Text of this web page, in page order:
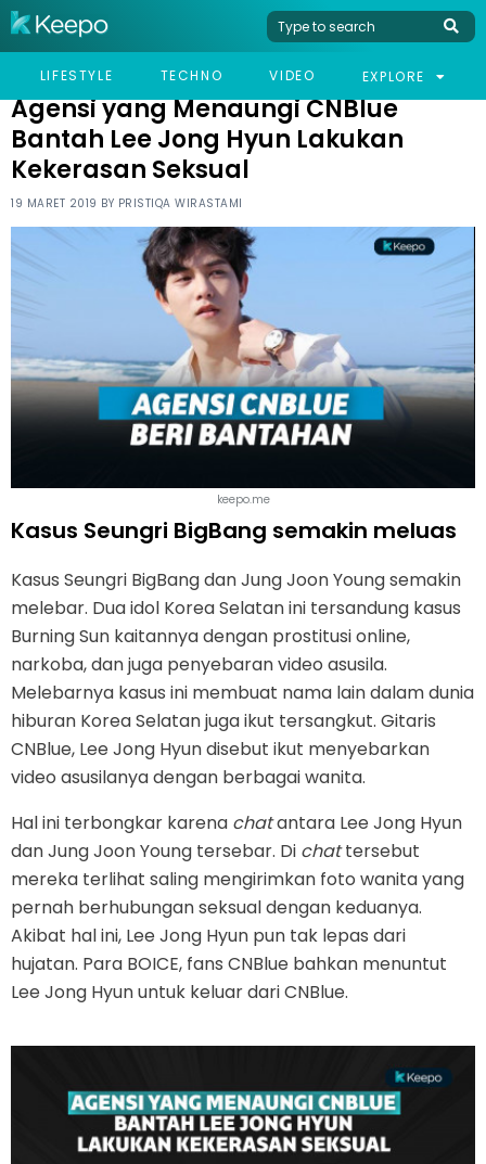
LIFESTYLE TECHNO VIDEO EXPLORE
HOME CELEB
AGENSI YANG MENAUNGI CNBLUE BANTAH LEE JONG HYUN
Agensi yang Menaungi CNBlue
Bantah Lee Jong Hyun Lakukan
Kekerasan Seksual
19 MARET 2019 BY PRISTIQA WIRASTAMI
keepo.me
Kasus Seungri BigBang semakin meluas
Kasus Seungri BigBang dan Jung Joon Young semakin
melebar. Dua idol Korea Selatan ini tersandung kasus
Burning Sun kaitannya dengan prostitusi online,
narkoba, dan juga penyebaran video asusila.
Melebarnya kasus ini membuat nama lain dalam dunia
hiburan Korea Selatan juga ikut tersangkut. Gitaris
CNBlue, Lee Jong Hyun disebut ikut menyebarkan
video asusilanya dengan berbagai wanita.
Hal ini terbongkar karena chatantara Lee Jong Hyun
dan Jung Joon Young tersebar. Di chattersebut
mereka terlihat saling mengirimkan foto wanita yang
pernah berhubungan seksual dengan keduanya.
Akibat hal ini, Lee Jong Hyun pun tak lepas dari
hujatan. Para BOICE, fans CNBlue bahkan menuntut
Lee Jong Hyun untuk keluar dari CNBlue.